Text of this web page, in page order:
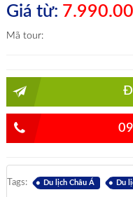
Giá từ:
Mã tour:
Tags: Du lịch Châu Á Du